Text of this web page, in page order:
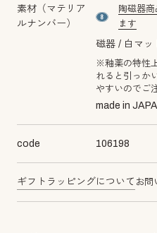
素材（マテリア
ルナンバー）
material
陶磁器
ます
磁器 白マッ
※釉薬の特性
れると引っか
やすいのでご
made in
code 106198
ギフトラッピングについて お問